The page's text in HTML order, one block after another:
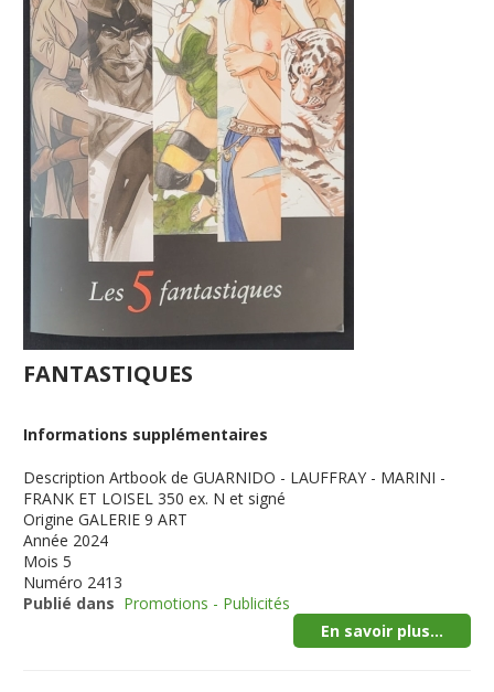
FANTASTIQUES
Informations supplémentaires
Description Artbook de GUARNIDO - LAUFFRAY - MARINI -
FRANK ET LOISEL 350 ex. N et signé
Origine GALERIE 9 ART
Année 2024
Mois 5
Numéro 2413
Publié dans Promotions - Publicités
En savoir plus...